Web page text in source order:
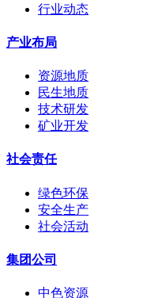
行业动态
产业布局
资源地质
民生地质
技术研发
矿业开发
社会责任
绿色环保
安全生产
社会活动
集团公司
中色资源